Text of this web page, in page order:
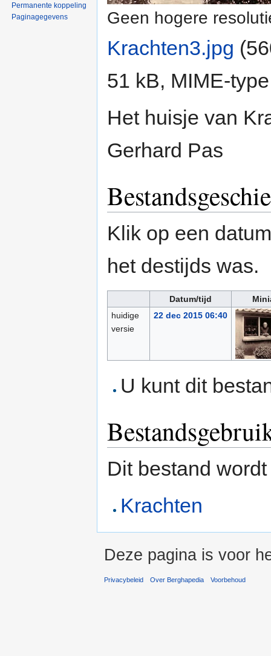
Geen hogere
Krachten3.jpg
51 kB, MIME-
Het huisje van
Gerhard Pas
Klik op een
het destijds was.
Datum/tijd
huidige
versie
22 dec 2015 06:40
U kunt dit
Dit bestand
Krachten
Permanente koppeling
Paginagegevens
Deze pagina is voor
Privacybeleid Over Berghapedia Voorbehoud